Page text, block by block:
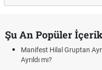
Şu An Popüler
Manifest Hilal Gruptan
Ayrıldı mı?